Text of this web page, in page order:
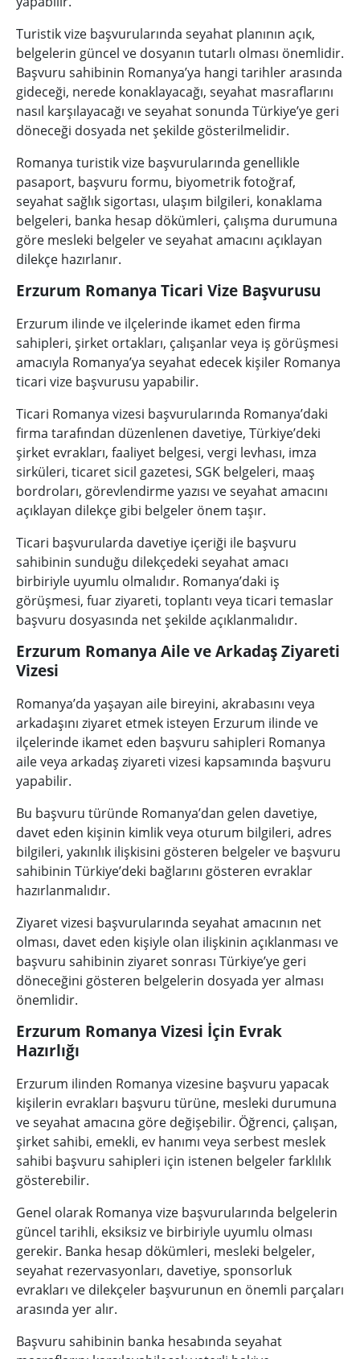
Turistik vize başvurularında seyahat planının açık,
belgelerin güncel ve dosyanın tutarlı olması önemlidir.
Başvuru sahibinin Romanya’ya hangi tarihler arasında
gideceği, nerede konaklayacağı, seyahat masraflarını
nasıl karşılayacağı ve seyahat sonunda Türkiye’ye geri
döneceği dosyada net şekilde gösterilmelidir.
Romanya turistik vize başvurularında genellikle
pasaport, başvuru formu, biyometrik fotoğraf,
seyahat sağlık sigortası, ulaşım bilgileri, konaklama
belgeleri, banka hesap dökümleri, çalışma durumuna
göre mesleki belgeler ve seyahat amacını açıklayan
dilekçe hazırlanır.
Erzurum Romanya Ticari Vize Başvurusu
Erzurum ilinde ve ilçelerinde ikamet eden firma
sahipleri, şirket ortakları, çalışanlar veya iş görüşmesi
amacıyla Romanya’ya seyahat edecek kişiler Romanya
ticari vize başvurusu yapabilir.
Ticari Romanya vizesi başvurularında Romanya’daki
firma tarafından düzenlenen davetiye, Türkiye’deki
şirket evrakları, faaliyet belgesi, vergi levhası, imza
sirküleri, ticaret sicil gazetesi, SGK belgeleri, maaş
bordroları, görevlendirme yazısı ve seyahat amacını
açıklayan dilekçe gibi belgeler önem taşır.
Ticari başvurularda davetiye içeriği ile başvuru
sahibinin sunduğu dilekçedeki seyahat amacı
birbiriyle uyumlu olmalıdır. Romanya’daki iş
görüşmesi, fuar ziyareti, toplantı veya ticari temaslar
başvuru dosyasında net şekilde açıklanmalıdır.
Erzurum Romanya Aile ve Arkadaş Ziyareti
Vizesi
Romanya’da yaşayan aile bireyini, akrabasını veya
arkadaşını ziyaret etmek isteyen Erzurum ilinde ve
ilçelerinde ikamet eden başvuru sahipleri Romanya
aile veya arkadaş ziyareti vizesi kapsamında başvuru
yapabilir.
Bu başvuru türünde Romanya’dan gelen davetiye,
davet eden kişinin kimlik veya oturum bilgileri, adres
bilgileri, yakınlık ilişkisini gösteren belgeler ve başvuru
sahibinin Türkiye’deki bağlarını gösteren evraklar
hazırlanmalıdır.
Ziyaret vizesi başvurularında seyahat amacının net
olması, davet eden kişiyle olan ilişkinin açıklanması ve
başvuru sahibinin ziyaret sonrası Türkiye’ye geri
döneceğini gösteren belgelerin dosyada yer alması
önemlidir.
Erzurum Romanya Vizesi İçin Evrak
Hazırlığı
Erzurum ilinden Romanya vizesine başvuru yapacak
kişilerin evrakları başvuru türüne, mesleki durumuna
ve seyahat amacına göre değişebilir. Öğrenci, çalışan,
şirket sahibi, emekli, ev hanımı veya serbest meslek
sahibi başvuru sahipleri için istenen belgeler farklılık
gösterebilir.
Genel olarak Romanya vize başvurularında belgelerin
güncel tarihli, eksiksiz ve birbiriyle uyumlu olması
gerekir. Banka hesap dökümleri, mesleki belgeler,
seyahat rezervasyonları, davetiye, sponsorluk
evrakları ve dilekçeler başvurunun en önemli parçaları
arasında yer alır.
Başvuru sahibinin banka hesabında seyahat